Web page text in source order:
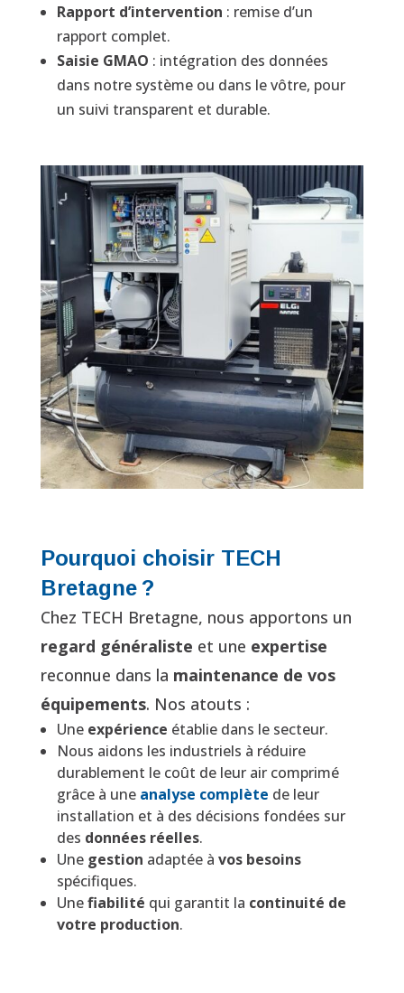
Rapport d’intervention : remise d’un
rapport complet.
Saisie GMAO : intégration des données
dans notre système ou dans le vôtre, pour
un suivi transparent et durable.
Pourquoi choisir TECH
Bretagne ?
Chez TECH Bretagne, nous apportons un
regard généraliste et une expertise
reconnue dans la maintenance de vos
équipements. Nos atouts :
Une expérience établie dans le secteur.
Nous aidons les industriels à réduire
durablement le coût de leur air comprimé
grâce à une analyse complète de leur
installation et à des décisions fondées sur
des données réelles.
Une gestion adaptée à vos besoins
spécifiques.
Unefiabilité qui garantit la continuité de
votre production.